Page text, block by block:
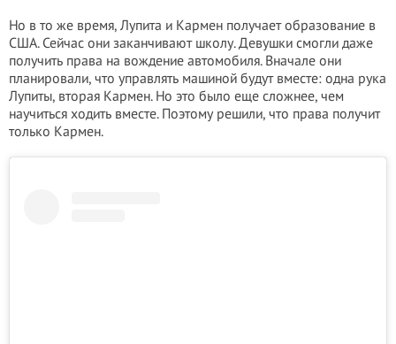
Но в то же время, Лупита и Кармен получает образование в
США. Сейчас они заканчивают школу. Девушки смогли даже
получить права на вождение автомобиля. Вначале они
планировали, что управлять машиной будут вместе: одна рука
Лупиты, вторая Кармен. Но это было еще сложнее, чем
научиться ходить вместе. Поэтому решили, что права получит
только Кармен.